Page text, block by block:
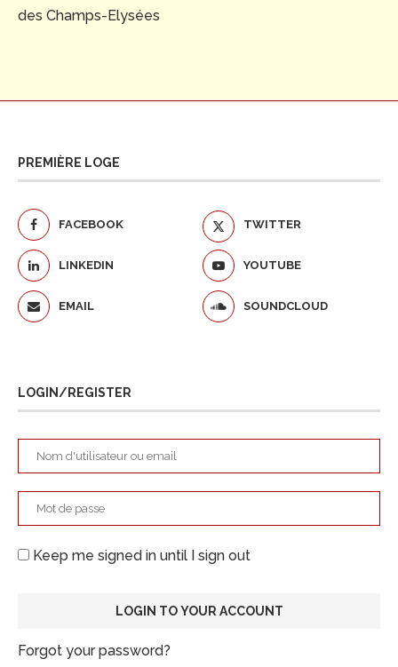
des Champs-Elysées
PREMIÈRE LOGE
FACEBOOK TWITTER
LINKEDIN YOUTUBE
EMAIL SOUNDCLOUD
LOGIN/REGISTER
Keep me signed in until I sign out
Forgot your password?